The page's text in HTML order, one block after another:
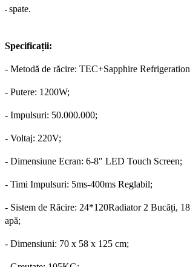
- spate.
Specificații:
- Metodă de răcire: TEC+Sapphire
- Putere: 1200W;
- Impulsuri: 50.000.000;
- Voltaj: 220V;
- Dimensiune Ecran: 6-8" LED Touch Screen;
- Timi Impulsuri: 5ms-400ms Reglabil;
- Sistem de Răcire: 24*120Radiator 2 Bucăți,
apă;
- Dimensiuni: 70 x 58 x 125 cm;